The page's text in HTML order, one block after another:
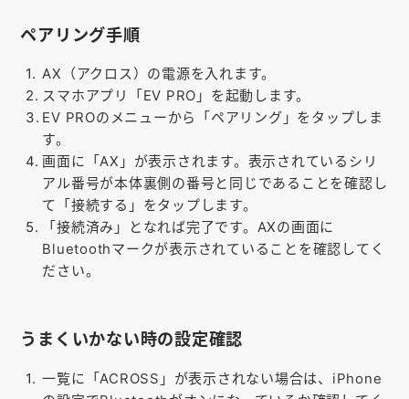
お問い合わせ
ゴルフ場の方へ
公式オンラインショップ
ペアリング手順
AX（アクロス）の電源を入れます。
スマホアプリ「EV PRO」を起動します。
EV PROのメニューから「ペアリング」をタップしま
す。
画面に「AX」が表示されます。表示されているシリ
アル番号が本体裏側の番号と同じであることを確認し
て「接続する」をタップします。
「接続済み」となれば完了です。AXの画面に
Bluetoothマークが表示されていることを確認してく
ださい。
うまくいかない時の設定確認
一覧に「ACROSS」が表示されない場合は、iPhone